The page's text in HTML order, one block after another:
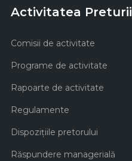
Activitatea Preturii
Comisii de activitate
Programe de activitate
Rapoarte de activitate
Regulamente
Dispozițiile pretorului
Răspundere managerială